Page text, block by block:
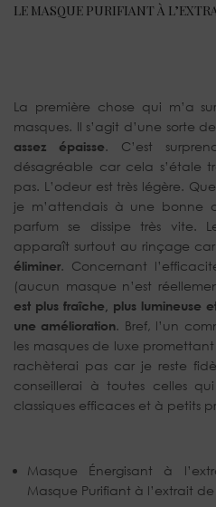
LE MASQUE PURIFIANT À
La première chose qui m’a
masques. Il s’agit d’une sorte de
assez épaisse. C’est
désagréable car cela s’étale
pas. L’odeur est très légère.
je m’attendais à une bonne
parfum se dissipe très vite.
apparaît surtout au rinçage car
éliminer. Concernant
(aucun masque n’est
est plus fraîche, plus lumineuse
une amélioration. Bref, l’un
les masques de luxe
rachèterai pas car je reste
conseillerai à toutes celles
classiques efficaces et à petits
Masque Énergisant à
Masque Purifiant à l’extrait